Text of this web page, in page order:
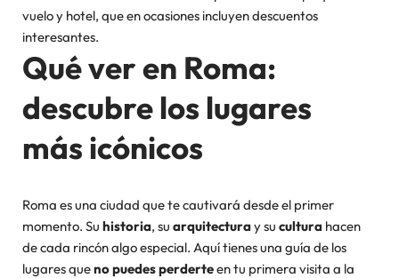
vuelo y hotel, que en ocasiones incluyen descuentos
interesantes.
Qué ver en Roma:
descubre los lugares
más icónicos
Roma es una ciudad que te cautivará desde el primer
momento. Su historia, su arquitecturay su cultura hacen
de cada rincón algo especial. Aquí tienes una guía de los
lugares queno puedes perderteen tu primera visita a la